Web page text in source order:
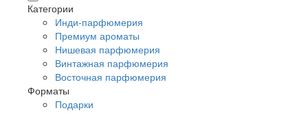
Категории
Инди-парфюмерия
Премиум ароматы
Нишевая парфюмерия
Винтажная парфюмерия
Восточная парфюмерия
Форматы
Подарки